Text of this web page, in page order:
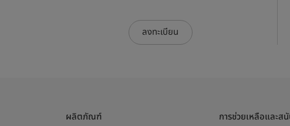
ลงทะเบียน
ผลิตภัณฑ์ การช่วยเหลือและส